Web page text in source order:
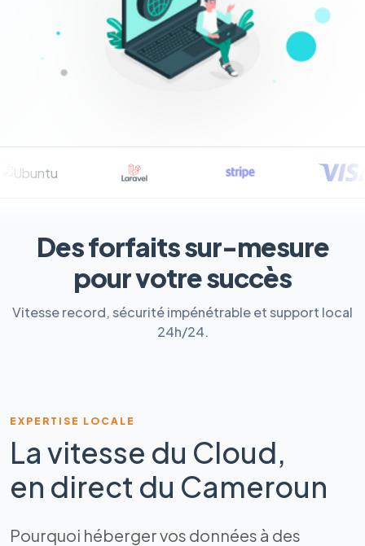
Des forfaits sur-mesure
pour votre succès
Vitesse record, sécurité impénétrable et support local
24h/24.
EXPERTISE LOCALE
La vitesse du Cloud,
en direct du Cameroun
Pourquoi héberger vos données à des